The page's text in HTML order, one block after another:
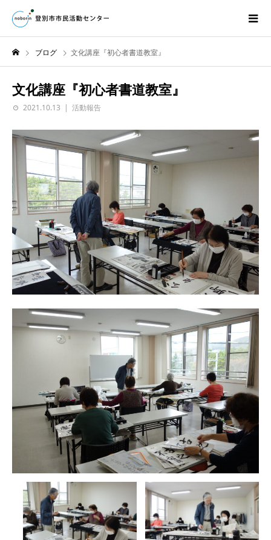
ブログ 文化講座『初心者書道教室』
文化講座『初心者書道教室』
2021.10.13 活動報告